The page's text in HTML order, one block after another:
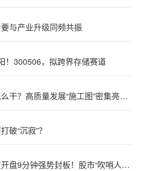
与产业升级同频共振
！300506，拟跨界存储赛道
下半年怎么干？高质量发展“施工图”密集亮相 聚焦主业提质增效 国资央企向AI要动能
破“沉寂”？
红板科技开盘9分钟强势封板！股市“吹哨人”突然改口！市场风向变了？